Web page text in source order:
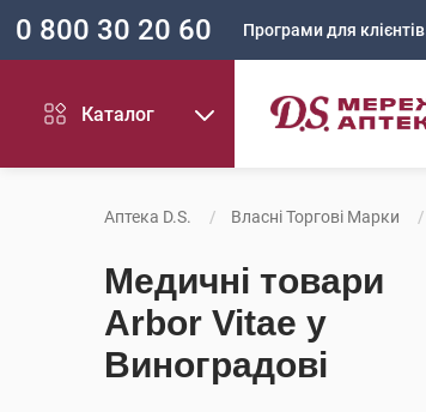
0 800 30 20 60 Програми для клієнтів
Каталог
Аптека D.S. Власні Торгові Марки
Медичні товари
Arbor Vitae у
Виноградові